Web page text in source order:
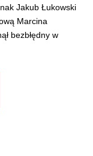
Jakub Łukowski
Marcina
bezbłędny w